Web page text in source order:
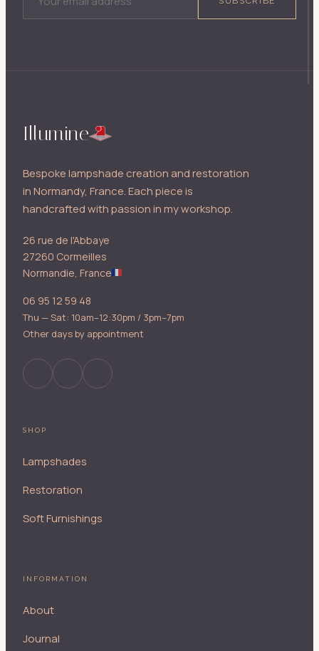
Illumine
Bespoke lampshade creation and restoration
in Normandy, France. Each piece is
handcrafted with passion in my workshop.
26 rue de l'Abbaye
27260 Cormeilles
Normandie, France
06 95 12 59 48
Thu — Sat: 10am–12:30pm / 3pm–7pm
Other days by appointment
SHOP
Lampshades
Restoration
Soft Furnishings
INFORMATION
About
Journal